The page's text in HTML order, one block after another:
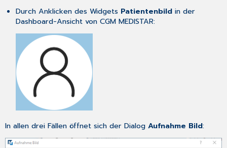
Durch Anklicken des Widgets Patientenbildin der
Dashboard-Ansicht von CGM MEDISTAR:
In allen drei Fällen öffnet sich der DialogAufnahme Bild: